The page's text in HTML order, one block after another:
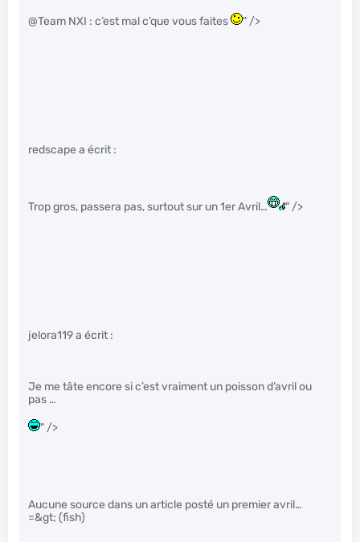
@Team NXI : c’est mal c’que vous faites " />
redscape a écrit :
Trop gros, passera pas, surtout sur un 1er Avril… " />
jelora119 a écrit :
Je me tâte encore si c’est vraiment un poisson d’avril ou
pas …
" />
Aucune source dans un article posté un premier avril…
=&gt; (fish)